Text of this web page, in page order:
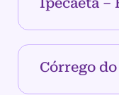
Ipecaeta –
Córrego